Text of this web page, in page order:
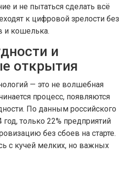
и не пытаться сделать всё
к цифровой зрелости без
и кошелька.
и
открытия
— это не волшебная
процесс, появляются
По данным российского
только 22% предприятий
без сбоев на старте.
с кучей мелких, но важных